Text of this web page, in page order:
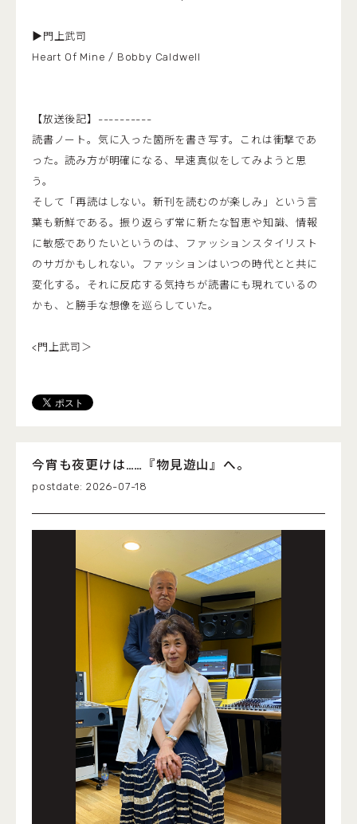
▶門上武司
Heart Of Mine / Bobby Caldwell
【放送後記】----------
読書ノート。気に入った箇所を書き写す。これは衝撃であ
った。読み方が明確になる、早速真似をしてみようと思
う。
そして「再読はしない。新刊を読むのが楽しみ」という言
葉も新鮮である。振り返らず常に新たな智恵や知識、情報
に敏感でありたいというのは、ファッションスタイリスト
のサガかもしれない。ファッションはいつの時代とと共に
変化する。それに反応する気持ちが読書にも現れているの
かも、と勝手な想像を巡らしていた。
<門上武司＞
今宵も夜更けは……『物見遊山』へ。
2026-07-18